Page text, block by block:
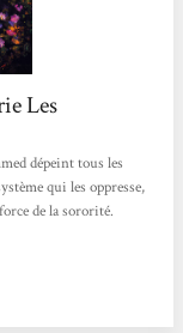
Les
dépeint tous les
qui les oppresse,
de la sororité.